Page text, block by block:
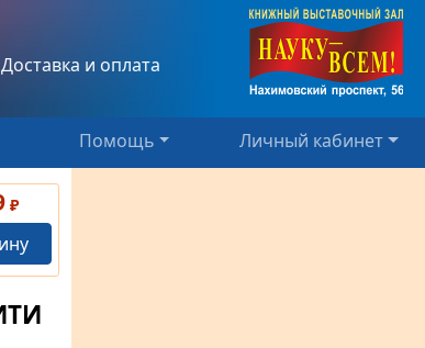
Доставка и оплата
Помощь Личный кабинет
₽